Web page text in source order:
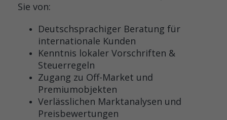
Sie von:
Deutschsprachiger Beratung für
internationale Kunden
Kenntnis lokaler Vorschriften &
Steuerregeln
Zugang zu Off-Market und
Premiumobjekten
Verlässlichen Marktanalysen und
Preisbewertungen